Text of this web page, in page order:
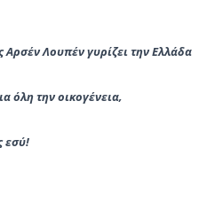
Αρσέν Λουπέν γυρίζει την Ελλάδα
όλη την οικογένεια,
εσύ!